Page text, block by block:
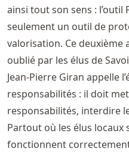
ainsi tout son sens :
seulement un outil de
valorisation. Ce deuxième
oublié par les élus de
Jean-Pierre Giran appelle
responsabilités : il doit
responsabilités, interdire
Partout où les élus locaux
fonctionnent